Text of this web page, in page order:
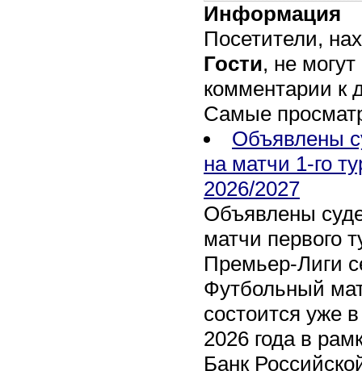
Информация
Посетители,
Гости, не
комментарии к
Самые
Объявлены
на матчи 1-го
2026/2027
Объявлены
матчи первого
Премьер-Лиги
Футбольный
состоится уже
2026 года в
Банк